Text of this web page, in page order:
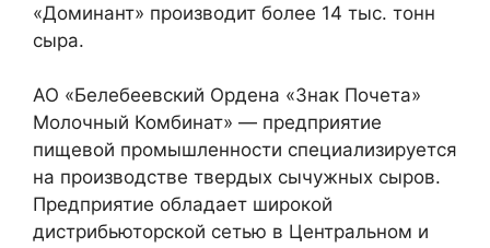
«Доминант» производит более 14 тыс. тонн
сыра.
АО «Белебеевский Ордена «Знак Почета»
Молочный Комбинат» — предприятие
пищевой промышленности специализируется
на производстве твердых сычужных сыров.
Предприятие обладает широкой
дистрибьюторской сетью в Центральном и